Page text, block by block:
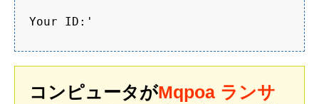
Your ID:'
コンピュータがMqpoa ランサ